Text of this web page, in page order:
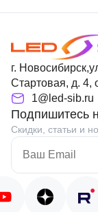
г.
Стартовая, д. 4,
1@led-sib.ru
Подпишитесь
Скидки, статьи и